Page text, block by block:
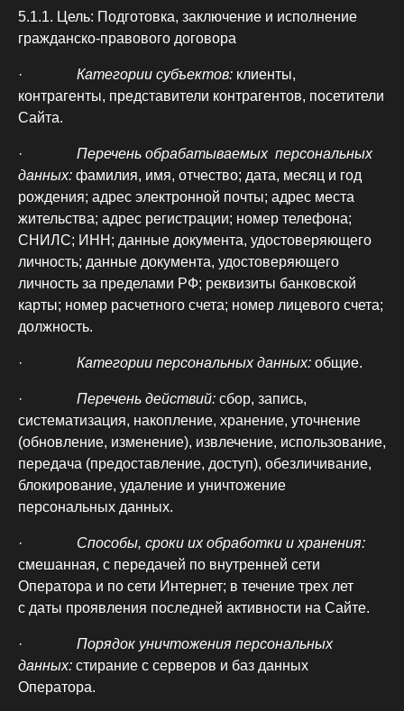
5.1.1. Цель: Подготовка, заключение и исполнение
гражданско-правового договора
· Категории субъектов: клиенты,
контрагенты, представители контрагентов, посетители
Сайта.
· Перечень обрабатываемых персональных
данных: фамилия, имя, отчество; дата, месяц и год
рождения; адрес электронной почты; адрес места
жительства; адрес регистрации; номер телефона;
СНИЛС; ИНН; данные документа, удостоверяющего
личность; данные документа, удостоверяющего
личность за пределами РФ; реквизиты банковской
карты; номер расчетного счета; номер лицевого счета;
должность.
· Категории персональных данных: общие.
· Перечень действий: сбор, запись,
систематизация, накопление, хранение, уточнение
(обновление, изменение), извлечение, использование,
передача (предоставление, доступ), обезличивание,
блокирование, удаление и уничтожение
персональных данных.
· Способы, сроки их обработки и хранения:
смешанная, с передачей по внутренней сети
Оператора и по сети Интернет; в течение трех лет
с даты проявления последней активности на Сайте.
· Порядок уничтожения персональных
данных: стирание с серверов и баз данных
Оператора.